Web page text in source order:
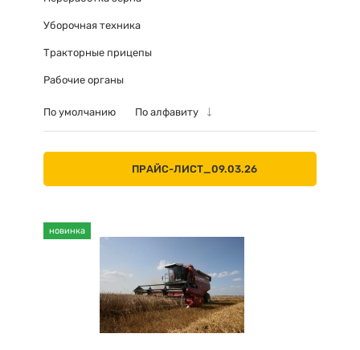
Уборочная техника
Тракторные прицепы
Рабочие органы
По умолчанию По алфавиту
ПРАЙС-ЛИСТ_09.03.26
новинка